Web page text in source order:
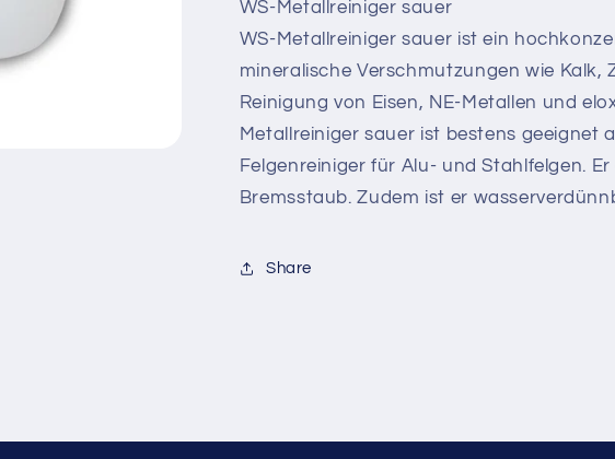
WS-Metallreiniger sauer
WS-Metallreiniger sauer ist ein
mineralische Verschmutzungen wie Kalk,
Reinigung von Eisen, NE-Metallen und
Metallreiniger sauer ist bestens geeignet
Felgenreiniger für Alu- und Stahlfelgen.
Bremsstaub. Zudem ist er
Share